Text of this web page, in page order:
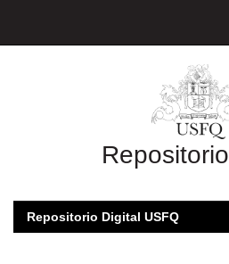
Repositorio
Repositorio Digital USFQ